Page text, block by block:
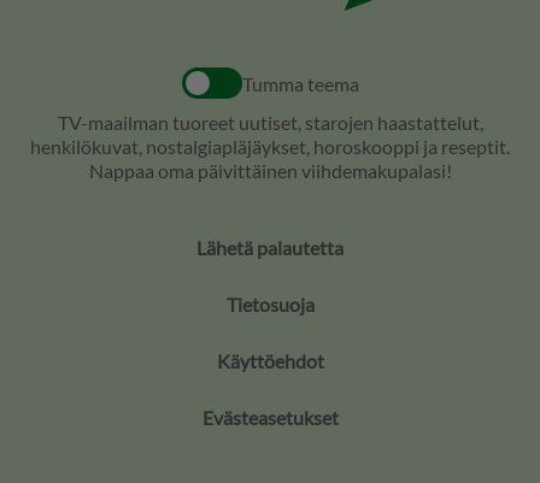
Tumma teema
TV-maailman tuoreet uutiset, starojen haastattelut,
henkilökuvat, nostalgiapläjäykset, horoskooppi ja reseptit.
Nappaa oma päivittäinen viihdemakupalasi!
Lähetä palautetta
Tietosuoja
Käyttöehdot
Evästeasetukset